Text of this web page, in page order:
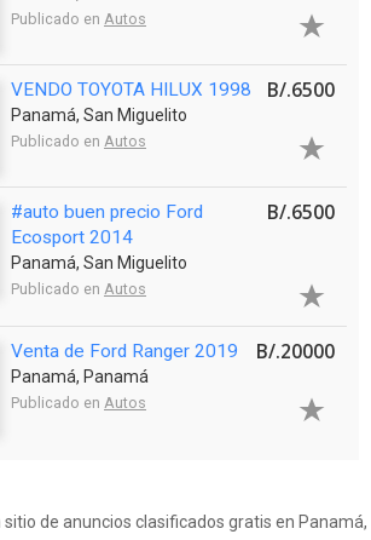
Publicado en Autos
VENDO TOYOTA HILUX 1998
Panamá, San Miguelito
Publicado en Autos
B/.6500
#auto buen precio Ford
Ecosport 2014
Panamá, San Miguelito
Publicado en Autos
B/.6500
Venta de Ford Ranger 2019
Panamá, Panamá
Publicado en Autos
B/.20000
de anuncios clasificados gratis en Panamá,